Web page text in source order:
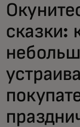
Для
Новости и
сказки: